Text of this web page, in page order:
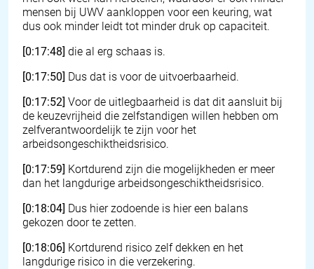
mensen bij UWV aankloppen voor een keuring, wat
dus ook minder leidt tot minder druk op capaciteit.
[0:17:48] die al erg schaas is.
[0:17:50] Dus dat is voor de uitvoerbaarheid.
[0:17:52] Voor de uitlegbaarheid is dat dit aansluit bij
de keuzevrijheid die zelfstandigen willen hebben om
zelfverantwoordelijk te zijn voor het
arbeidsongeschiktheidsrisico.
[0:17:59] Kortdurend zijn die mogelijkheden er meer
dan het langdurige arbeidsongeschiktheidsrisico.
[0:18:04] Dus hier zodoende is hier een balans
gekozen door te zetten.
[0:18:06] Kortdurend risico zelf dekken en het
langdurige risico in die verzekering.